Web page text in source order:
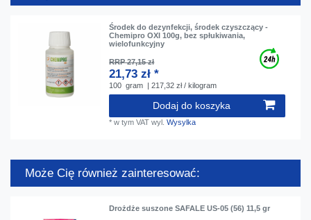
Środek do dezynfekcji, środek czyszczący -
Chemipro OXI 100g, bez spłukiwania,
wielofunkcyjny
RRP 27,15 zł
21,73 zł *
100 gram | 217,32 zł / kilogram
Dodaj do koszyka
*w tym VAT wyl.Wysylka
Może Cię również zainteresować:
Drożdże suszone SAFALE US-05 (56) 11,5 gr